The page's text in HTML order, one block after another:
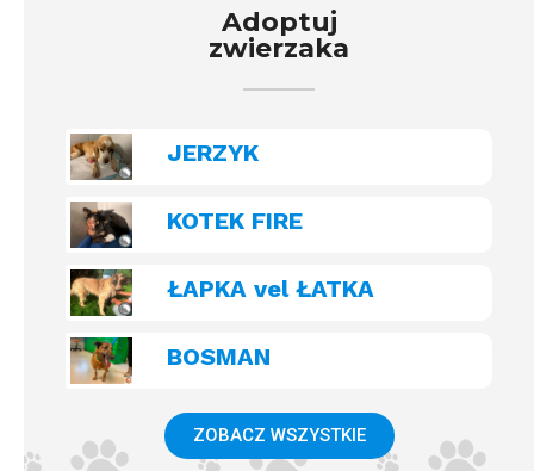
Adoptuj
zwierzaka
JERZYK
KOTEK FIRE
ŁAPKA vel ŁATKA
BOSMAN
ZOBACZ WSZYSTKIE